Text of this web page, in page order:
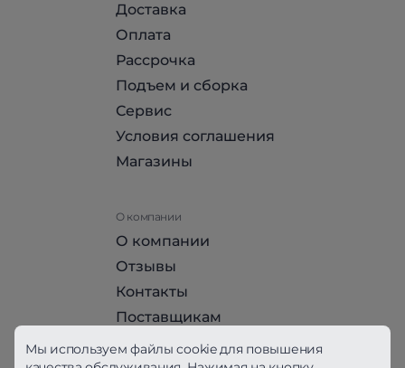
Доставка
Оплата
Рассрочка
Подъем и сборка
Сервис
Условия соглашения
Магазины
О компании
О компании
Отзывы
Контакты
Поставщикам
Стать партнером HomeHit
Мы используем файлы cookie для повышения